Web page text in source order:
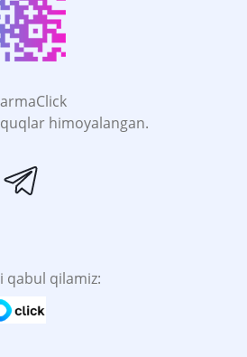
himoyalangan.
qabul qilamiz: